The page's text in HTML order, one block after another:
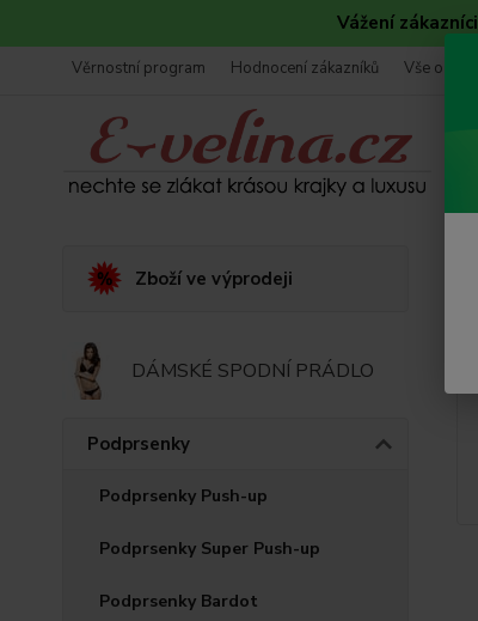
Vážení
Věrnostní program Hodnocení zákazníků Vše o
Zboží ve výprodeji
DÁMSKÉ SPODNÍ PRÁDLO
Podprsenky
Podprsenky Push-up
Podprsenky Super Push-up
Podprsenky Bardot